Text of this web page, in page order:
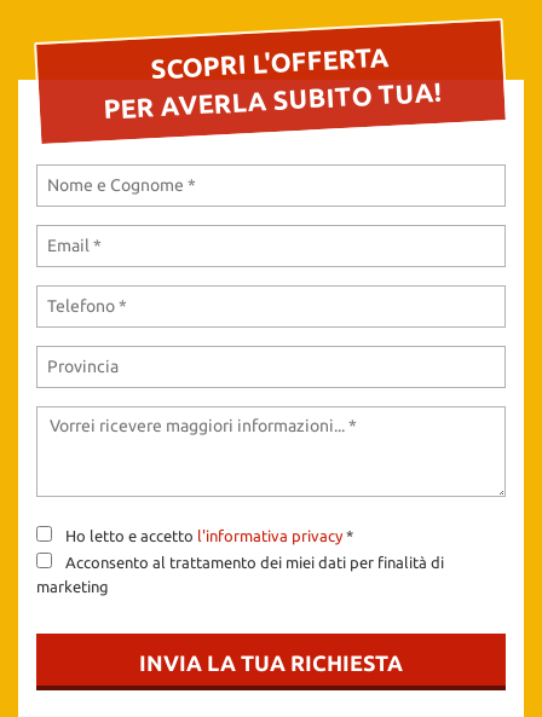
SCOPRI L'OFFERTA
PER AVERLA SUBITO TUA!
Ho letto e accetto l'informativa privacy*
Acconsento al trattamento dei miei dati per finalità di
marketing
INVIA LA TUA RICHIESTA
momento.
Cookie necessari
Cookie delle preferenze
Cookie analitici
Leggi
cookie